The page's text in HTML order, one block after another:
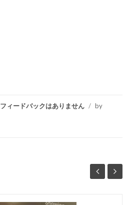
フィードバックはありません / by